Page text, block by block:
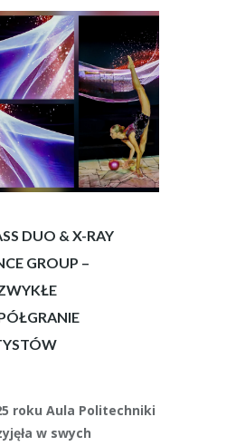
DUO & X-RAY
GROUP –
roku Aula Politechniki
w swych